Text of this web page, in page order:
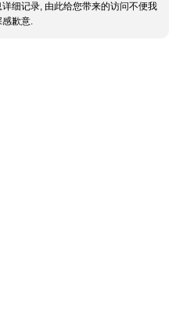
细记录, 由此给您带来的访问不便我
感歉意.